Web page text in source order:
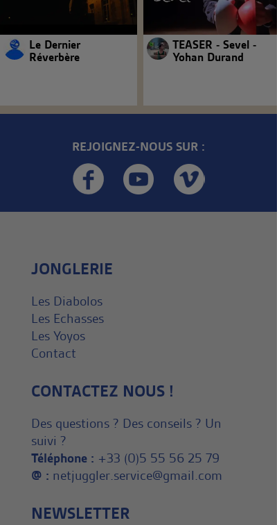
Le Dernier
Réverbère
TEASER - Sevel -
Yohan Durand
REJOIGNEZ-NOUS SUR :
JONGLERIE
Les Diabolos
Les Echasses
Les Yoyos
Contact
CONTACTEZ NOUS !
Des questions ? Des conseils ? Un
suivi ?
Téléphone : +33 (0)5 55 56 25 79
@ : netjuggler.service@gmail.com
NEWSLETTER